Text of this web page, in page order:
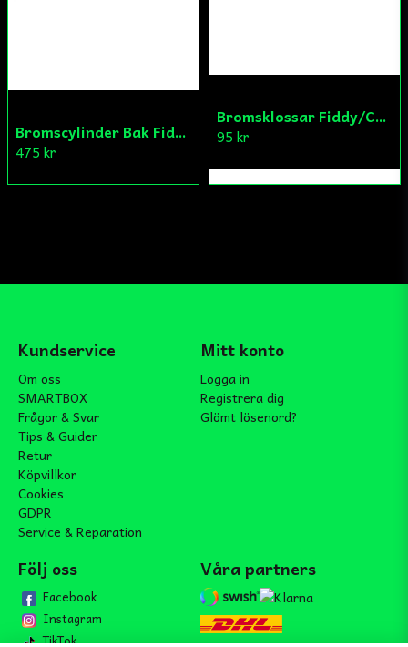
Bromscylinder Bak Fiddy/Cross
475 kr
Bromsklossar Fiddy/Cross
95 kr
Kundservice
Om oss
SMARTBOX
Frågor & Svar
Tips & Guider
Retur
Köpvillkor
Cookies
GDPR
Service & Reparation
Mitt konto
Logga in
Registrera dig
Glömt lösenord?
Följ oss
Facebook
Instagram
TikTok
Våra partners